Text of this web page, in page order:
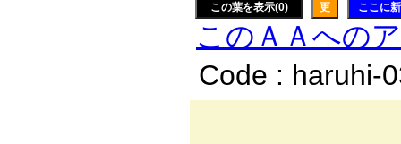
この葉を表示(0) 更 ここに
このＡＡへの
Code : haruhi-